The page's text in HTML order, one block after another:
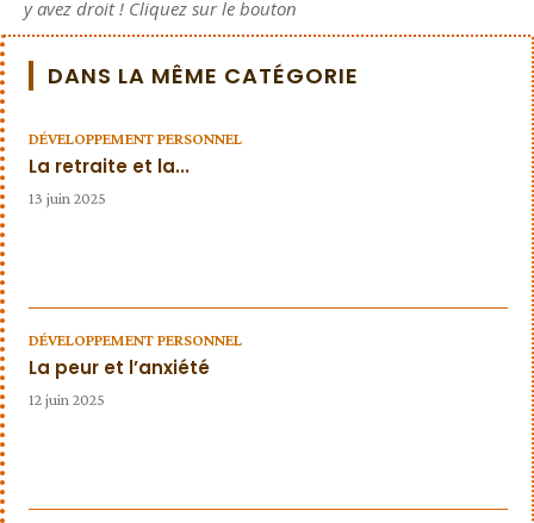
y avez droit ! Cliquez sur le bouton
DANS LA MÊME CATÉGORIE
DÉVELOPPEMENT PERSONNEL
La retraite et la...
13 juin 2025
DÉVELOPPEMENT PERSONNEL
La peur et l’anxiété
12 juin 2025